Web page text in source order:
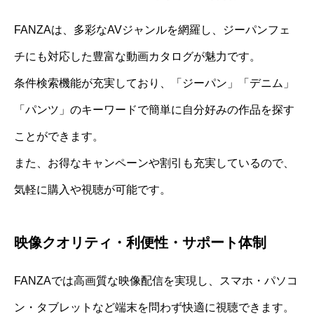
FANZAは、多彩なAVジャンルを網羅し、ジーパンフェ
チにも対応した豊富な動画カタログが魅力です。
条件検索機能が充実しており、「ジーパン」「デニム」
「パンツ」のキーワードで簡単に自分好みの作品を探す
ことができます。
また、お得なキャンペーンや割引も充実しているので、
気軽に購入や視聴が可能です。
映像クオリティ・利便性・サポート体制
FANZAでは高画質な映像配信を実現し、スマホ・パソコ
ン・タブレットなど端末を問わず快適に視聴できます。